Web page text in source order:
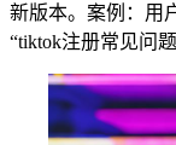
新版本。案例：用
“tiktok注册常见问